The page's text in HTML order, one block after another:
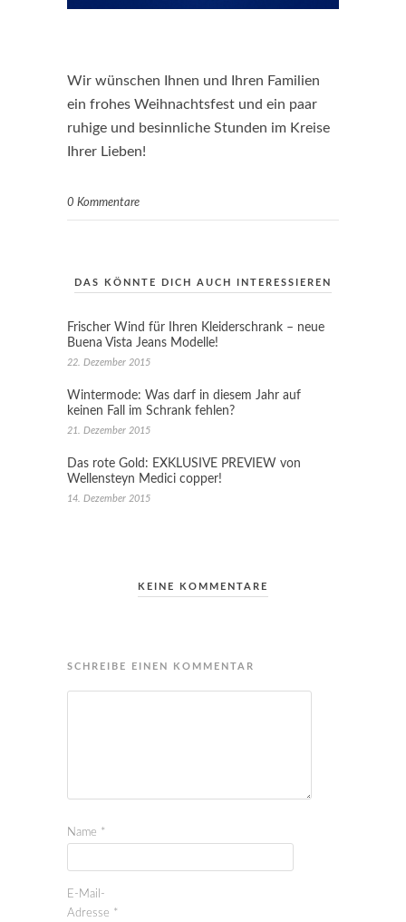
Wir wünschen Ihnen und Ihren Familien
ein frohes Weihnachtsfest und ein paar
ruhige und besinnliche Stunden im Kreise
Ihrer Lieben!
0 Kommentare
DAS KÖNNTE DICH AUCH INTERESSIEREN
Frischer Wind für Ihren Kleiderschrank – neue
Buena Vista Jeans Modelle!
22. Dezember 2015
Wintermode: Was darf in diesem Jahr auf
keinen Fall im Schrank fehlen?
21. Dezember 2015
Das rote Gold: EXKLUSIVE PREVIEW von
Wellensteyn Medici copper!
14. Dezember 2015
KEINE KOMMENTARE
SCHREIBE EINEN KOMMENTAR
Name *
E-Mail-
Adresse *